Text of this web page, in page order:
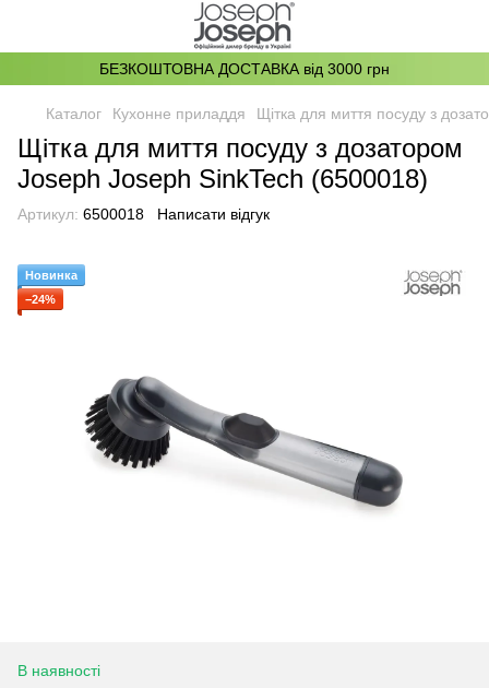
БЕЗКОШТОВНА ДОСТАВКА від 3000 грн
Каталог Кухонне приладдя Щітка для миття посуду з
Щітка для миття посуду з дозатором
Joseph Joseph SinkTech (6500018)
Артикул: 6500018 Написати відгук
Новинка
−24%
В наявності